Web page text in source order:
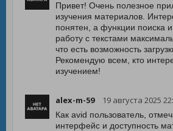
Привет! Очень полезное
изучения материалов.
понятен, а функции поиска
работу с текстами
что есть возможность
Рекомендую всем, кто
изучением!
alex-m-59 19 августа 2025
Как avid пользователь,
интерфейс и доступность